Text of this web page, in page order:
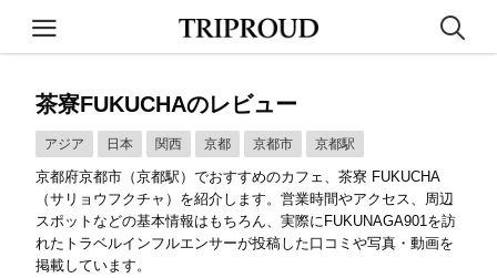
茶寮FUKUCHAのレビュー
アジア 日本 関西 京都 京都市 京都駅
京都府京都市（京都駅）でおすすめのカフェ、茶寮 FUKUCHA
（サリョウフクチャ）を紹介します。営業時間やアクセス、周辺
スポットなどの基本情報はもちろん、実際にFUKUNAGA901を訪
れたトラベルインフルエンサーが投稿した口コミや写真・動画を
掲載しています。